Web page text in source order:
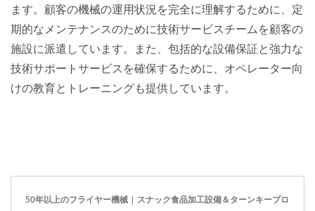
ます。顧客の機械の運用状況を完全に理解するために、定
期的なメンテナンスのために技術サービスチームを顧客の
施設に派遣しています。また、包括的な設備保証と強力な
技術サポートサービスを確保するために、オペレーター向
けの教育とトレーニングも提供しています。
50年以上のフライヤー機械 | スナック食品加工設備＆ターンキープロ